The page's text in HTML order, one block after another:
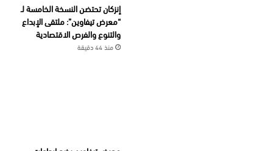
إنزكان تحتضن النسخة الخامسة لـ
“معرض تيفاوين”: ملتقى الإبداع
والتنوع والفرص الاقتصادية
منذ 44 دقيقة